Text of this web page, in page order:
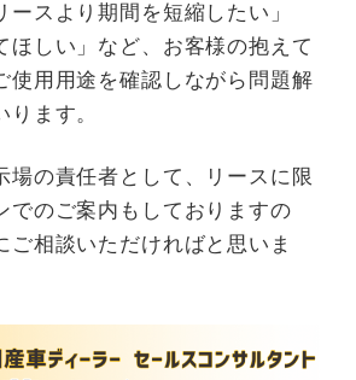
ースより期間を短縮したい」
ほしい」など、お客様の抱えて
使用用途を確認しながら問題解
ます。
場の責任者として、リースに限
でのご案内もしておりますの
ご相談いただければと思いま